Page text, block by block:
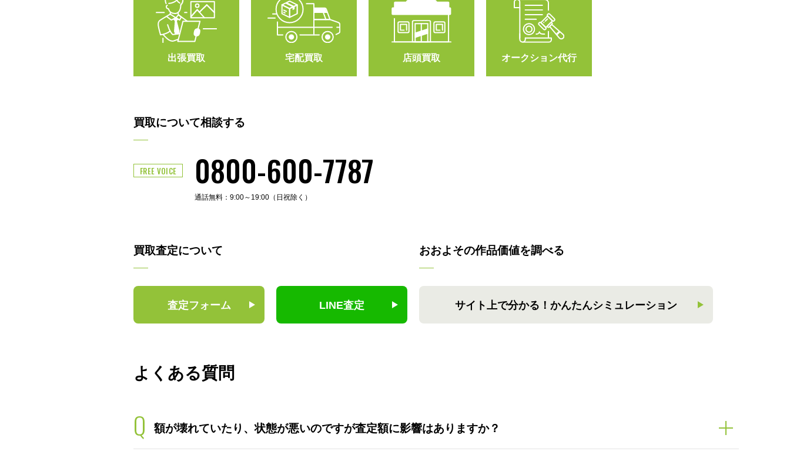
出張買取 宅配買取 店頭買取 オークション代行
買取について相談する
FREE VOICE 0800-600-7787
通話無料：9:00～19:00（日祝除く）
買取査定について
査定フォーム LINE査定
おおよその作品価値を調べる
サイト上で分かる！ かんたんシミュレーション
よくある質問
Q 額が壊れていたり、状態が悪いのですが査定額に影響はありますか？